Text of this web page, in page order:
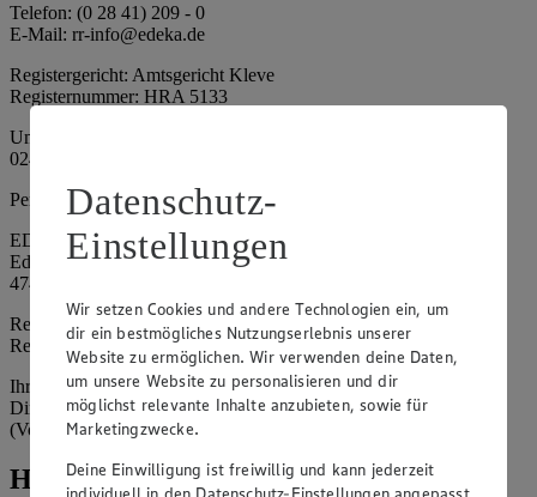
Telefon: (0 28 41) 209 - 0
E-Mail: rr-info@edeka.de
Registergericht: Amtsgericht Kleve
Registernummer: HRA 5133
Umsatzsteuer-Identifikationsnummer gem. § 27a UStG: DE 335
024 695
Persönlich haftende Gesellschafterin:
EDEKA Nordwest Handelsstiftung e. K.
Edekaplatz 1
47445 Moers
Registergericht: Amtsgericht Kleve
Registernummer: HRA 5132
Ihrerseits vertreten durch: Frank Breuer (Vorstandsvorsitzender),
Dirk Neuhaus (Vorstandsvorsitzender), Peter Wagener
(Vorstandsvorsitzender)
Hinweise
Datenschutz-
Einstellungen
Wir setzen Cookies und andere Technologien ein, um
dir ein bestmögliches Nutzungserlebnis unserer
Website zu ermöglichen. Wir verwenden deine Daten,
um unsere Website zu personalisieren und dir
möglichst relevante Inhalte anzubieten, sowie für
Marketingzwecke.
Deine Einwilligung ist freiwillig und kann jederzeit